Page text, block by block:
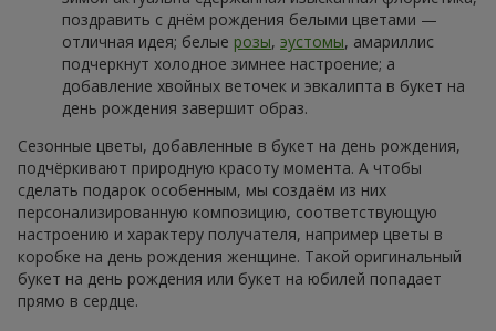
поздравить с днём рождения белыми цветами —
отличная идея; белые розы, эустомы, амариллис
подчеркнут холодное зимнее настроение; а
добавление хвойных веточек и эвкалипта в букет на
день рождения завершит образ.
Сезонные цветы, добавленные в букет на день рождения,
подчёркивают природную красоту момента. А чтобы
сделать подарок особенным, мы создаём из них
персонализированную композицию, соответствующую
настроению и характеру получателя, например цветы в
коробке на день рождения женщине. Такой оригинальный
букет на день рождения или букет на юбилей попадает
прямо в сердце.